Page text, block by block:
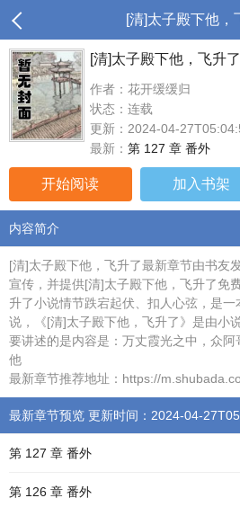
[清]太子殿下他，
[清]太子殿下他，飞升了
作者：花开缓缓归
状态：连载
更新：2024-04-
最新： 第 127 章 番外
开始阅读 加入书架
内容简介
[清]太子殿下他，飞升了最新章节由书友
宣传，并提供[清]太子殿下他，飞升了免
升了小说情节跌宕起伏、扣人心弦，是
说，《[清]太子殿下他，飞升了》是由小
要讲述的是内容是：万丈霞光之中，众
他
最新章节推荐地址：https://
最新章节预览 更新时间：2024-04-
第 127 章 番外
第 126 章 番外